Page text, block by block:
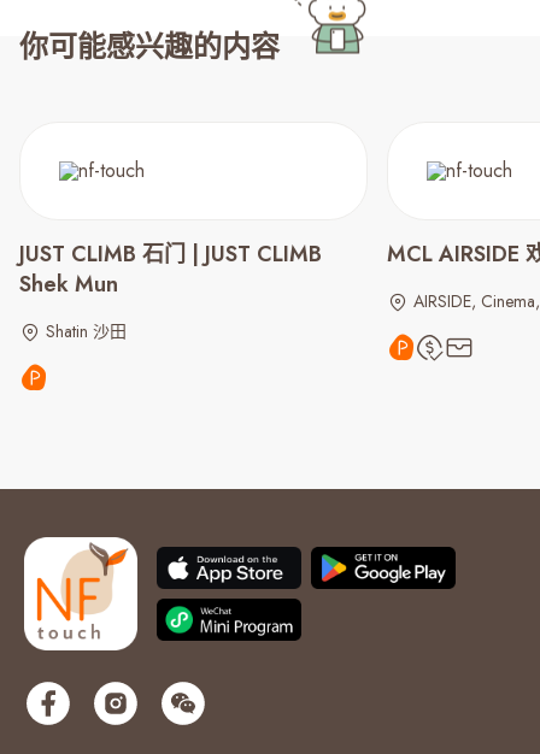
你可能感兴趣的内容
JUST CLIMB 石门 | JUST CLIMB
Shek Mun
Shatin 沙田
MCL AIRSIDE
AIRSIDE,